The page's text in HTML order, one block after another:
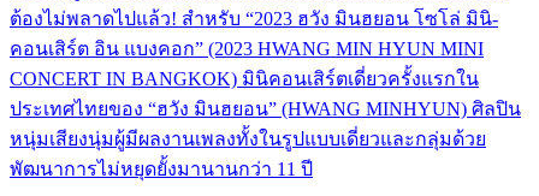
ต้องไม่พลาดไปแล้ว! สำหรับ “2023 ฮวัง มินฮยอน โซโล่ มินิ-
คอนเสิร์ต อิน แบงคอก” (2023 HWANG MIN HYUN MINI
CONCERT IN BANGKOK) มินิคอนเสิร์ตเดี่ยวครั้งแรกใน
ประเทศไทยของ “ฮวัง มินฮยอน” (HWANG MINHYUN) ศิลปิน
หนุ่มเสียงนุ่มผู้มีผลงานเพลงทั้งในรูปแบบเดี่ยวและกลุ่มด้วย
พัฒนาการไม่หยุดยั้งมานานกว่า 11 ปี